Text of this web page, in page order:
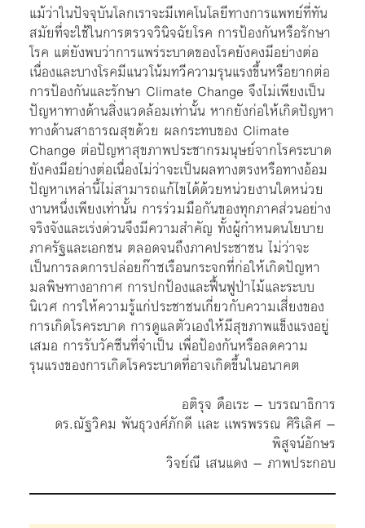
แม้ว่าในปัจจุบันโลกเราจะมีเทคโนโลยีทางการแพทย์ที่ทัน
สมัยที่จะใช้ในการตรวจวินิจฉัยโรค การป้องกันหรือรักษา
โรค แต่ยังพบว่าการแพร่ระบาดของโรคยังคงมีอย่างต่อ
เนื่องและบางโรคมีแนวโน้มทวีความรุนแรงขึ้นหรือยากต่อ
การป้องกันและรักษา Climate Change จึงไม่เพียงเป็น
ปัญหาทางด้านสิ่งแวดล้อมเท่านั้น หากยังก่อให้เกิดปัญหา
ทางด้านสาธารณสุขด้วย ผลกระทบของ Climate
Change ต่อปัญหาสุขภาพประชากรมนุษย์จากโรคระบาด
ยังคงมีอย่างต่อเนื่องไม่ว่าจะเป็นผลทางตรงหรือทางอ้อม
ปัญหาเหล่านี้ไม่สามารถแก้ไขได้ด้วยหน่วยงานใดหน่วย
งานหนึ่งเพียงเท่านั้น การร่วมมือกันของทุกภาคส่วนอย่าง
จริงจังและเร่งด่วนจึงมีความสำคัญ ทั้งผู้กำหนดนโยบาย
ภาครัฐและเอกชน ตลอดจนถึงภาคประชาชน ไม่ว่าจะ
เป็นการลดการปล่อยก๊าซเรือนกระจกที่ก่อให้เกิดปัญหา
มลพิษทางอากาศ การปกป้องและฟื้นฟูป่าไม้และระบบ
นิเวศ การให้ความรู้แก่ประชาชนเกี่ยวกับความเสี่ยงของ
การเกิดโรคระบาด การดูแลตัวเองให้มีสุขภาพแข็งแรงอยู่
เสมอ การรับวัคซีนที่จำเป็น เพื่อป้องกันหรือลดความ
รุนแรงของการเกิดโรคระบาดที่อาจเกิดขึ้นในอนาคต
อติรุจ ดือเระ – บรรณาธิการ
ดร.ณัฐวิคม พันธุวงศ์ภักดี เเละ เเพรพรรณ ศิริเลิศ –
พิสูจน์อักษร
วิจย์ณี เสนแดง – ภาพประกอบ